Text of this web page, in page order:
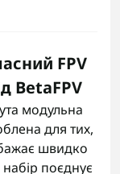
FPV
BetaFPV
модульна
для тих,
бажає швидко
поєднує